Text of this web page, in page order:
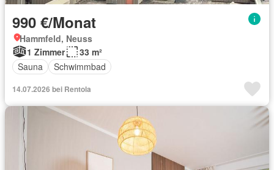
990 €/Monat
Hammfeld, Neuss
1 Zimmer
33 m²
Sauna
Schwimmbad
14.07.2026 bei Rentola